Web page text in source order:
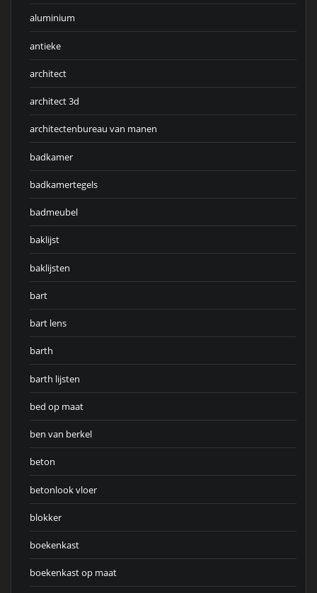
aluminium
antieke
architect
architect 3d
architectenbureau van manen
badkamer
badkamertegels
badmeubel
baklijst
baklijsten
bart
bart lens
barth
barth lijsten
bed op maat
ben van berkel
beton
betonlook vloer
blokker
boekenkast
boekenkast op maat